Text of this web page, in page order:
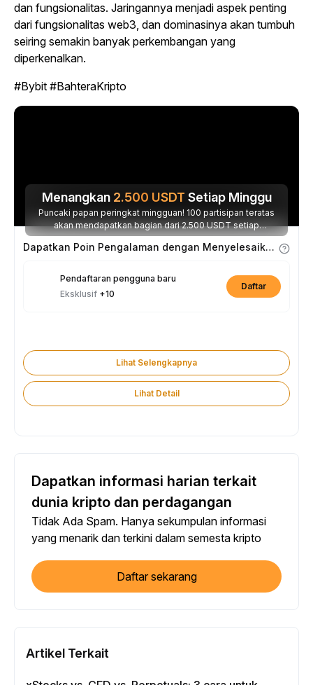
dan fungsionalitas. Jaringannya menjadi aspek penting
dari fungsionalitas web3, dan dominasinya akan tumbuh
seiring semakin banyak perkembangan yang
diperkenalkan.
#Bybit #BahteraKripto
Menangkan 2.500 USDT Setiap Minggu
Puncaki papan peringkat mingguan! 100 partisipan teratas
akan mendapatkan bagian dari 2.500 USDT setiap
minggunya.
Dapatkan Poin Pengalaman dengan Menyelesaikan Tugas
Pendaftaran pengguna baru
Eksklusif +10
Daftar
Lihat Selengkapnya
Lihat Detail
Dapatkan informasi harian terkait
dunia kripto dan perdagangan
Tidak Ada Spam. Hanya sekumpulan informasi
yang menarik dan terkini dalam semesta kripto
Daftar sekarang
Artikel Terkait